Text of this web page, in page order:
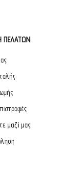
ΠΕΛΑΤΩΝ
μαζί μας